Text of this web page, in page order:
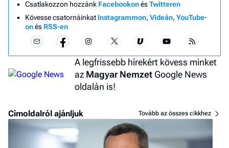
Csatlakozzon hozzánk FacebookonésTwitteren
Kövesse csatornáinkat Instagrammon, Videán, YouTube-
onés RSS-en
A legfrissebb hírekért kövess minket
az Magyar Nemzet Google News
oldalán is!
Címoldalról ajánljuk Tovább az összes cikkhez